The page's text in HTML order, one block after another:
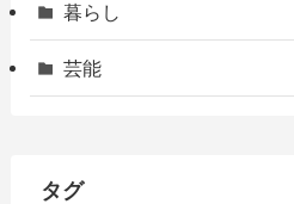
暮らし
芸能
タグ